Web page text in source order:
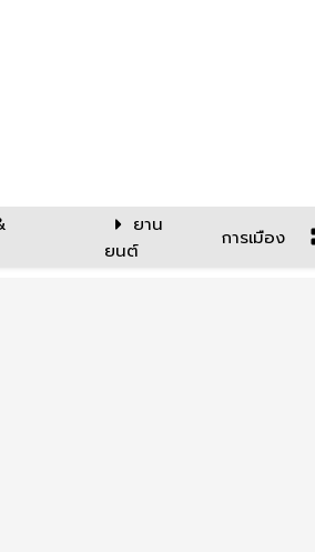
ยาน
ยนต์
การเมือง